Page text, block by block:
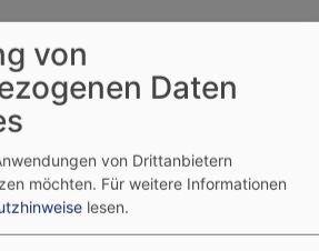
von
Daten
von Drittanbietern
möchten. Für weitere Informationen
lesen.